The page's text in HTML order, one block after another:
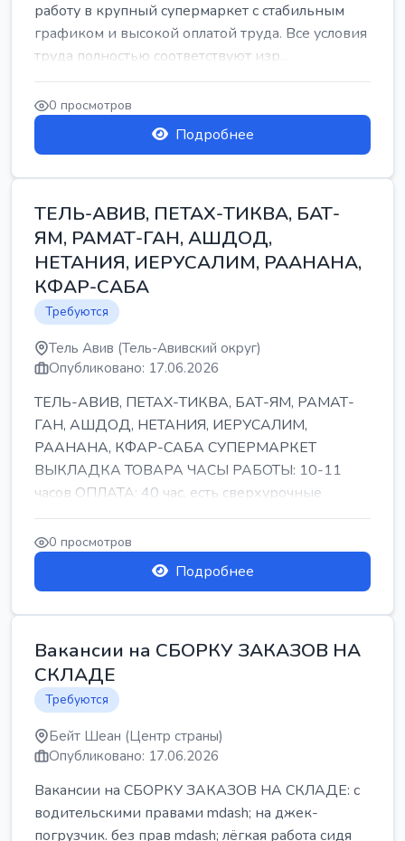
работу в крупный супермаркет с стабильным
графиком и высокой оплатой труда. Все условия
труда полностью соответствуют изр...
0 просмотров
Подробнее
ТЕЛЬ-АВИВ, ПЕТАХ-ТИКВА, БАТ-
ЯМ, РАМАТ-ГАН, АШДОД,
НЕТАНИЯ, ИЕРУСАЛИМ, РААНАНА,
КФАР-САБА
Требуются
Тель Авив (Тель-Авивский округ)
Опубликовано: 17.06.2026
ТЕЛЬ-АВИВ, ПЕТАХ-ТИКВА, БАТ-ЯМ, РАМАТ-
ГАН, АШДОД, НЕТАНИЯ, ИЕРУСАЛИМ,
РААНАНА, КФАР-САБА СУПЕРМАРКЕТ
ВЫКЛАДКА ТОВАРА ЧАСЫ РАБОТЫ: 10-11
часов ОПЛАТА: 40 час, есть сверхурочные
ПИТАНИЕ ЕСТЬ Для синих б...
0 просмотров
Подробнее
Вакансии на СБОРКУ ЗАКАЗОВ НА
СКЛАДЕ
Требуются
Бейт Шеан (Центр страны)
Опубликовано: 17.06.2026
Вакансии на СБОРКУ ЗАКАЗОВ НА СКЛАДЕ: с
водительскими правами mdash; на джек-
погрузчик. без прав mdash; лёгкая работа сидя